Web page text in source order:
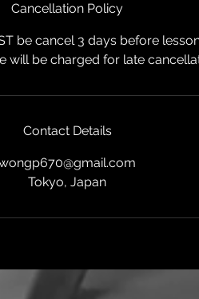
Cancellation Policy
be cancel 3 days before
will be charged for late
Contact Details
Tokyo, Japan